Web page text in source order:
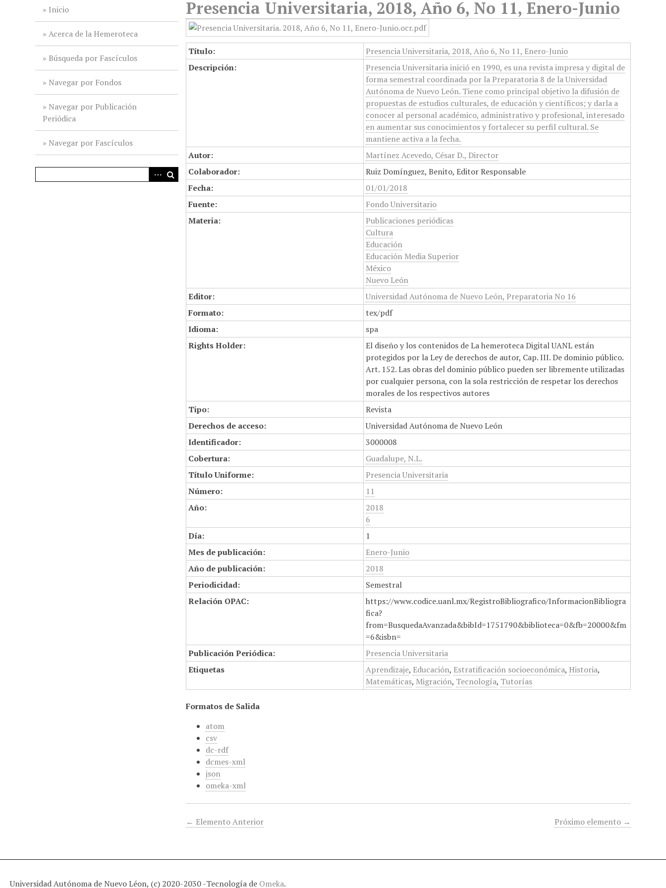
Inicio
Acerca de la Hemeroteca
Búsqueda por Fascículos
Navegar por Fondos
Navegar por Publicación
Periódica
Navegar por Fascículos
Presencia Universitaria, 2018, Año 6, No 11, Enero-Junio
Título:
Presencia Universitaria, 2018, Año 6, No 11, Enero-Junio
Descripción:
Presencia Universitaria inició en 1990, es una revista impresa y digital de
forma semestral coordinada por la Preparatoria 8 de la Universidad
Autónoma de Nuevo León. Tiene como principal objetivo la difusión de
propuestas de estudios culturales, de educación y científicos; y darla a
conocer al personal académico, administrativo y profesional, interesado
en aumentar sus conocimientos y fortalecer su perfil cultural. Se
mantiene activa a la fecha.
Autor:
Martínez Acevedo, César D., Director
Colaborador:
Ruiz Domínguez, Benito, Editor Responsable
Fecha:
01/01/2018
Fuente:
Fondo Universitario
Materia:
Publicaciones periódicas
Cultura
Educación
Educación Media Superior
México
Nuevo León
Editor:
Universidad Autónoma de Nuevo León, Preparatoria No 16
Formato:
tex/pdf
Idioma:
spa
Rights Holder:
El diseño y los contenidos de La hemeroteca Digital UANL están
protegidos por la Ley de derechos de autor, Cap. III. De dominio público.
Art. 152. Las obras del dominio público pueden ser libremente utilizadas
por cualquier persona, con la sola restricción de respetar los derechos
morales de los respectivos autores
Tipo:
Revista
Derechos de acceso:
Universidad Autónoma de Nuevo León
Identificador:
3000008
Cobertura:
Guadalupe, N.L.
Título Uniforme:
Presencia Universitaria
Número:
11
Año:
2018
6
Día:
1
Mes de publicación:
Enero-Junio
Año de publicación:
2018
Periodicidad:
Semestral
Relación OPAC:
https://www.codice.uanl.mx/RegistroBibliografico/InformacionBibliogra
fica?
from=BusquedaAvanzada&bibId=1751790&biblioteca=0&fb=20000&fm
=6&isbn=
Publicación Periódica:
Presencia Universitaria
Etiquetas
Aprendizaje, Educación, Estratificación socioeconómica, Historia,
Matemáticas, Migración, Tecnología, Tutorías
Formatos de Salida
atom
csv
dc-rdf
dcmes-xml
json
omeka-xml
← Elemento Anterior Próximo elemento →
Universidad Autónoma de Nuevo Léon, (c) 2020-2030 -Tecnología de Omeka.